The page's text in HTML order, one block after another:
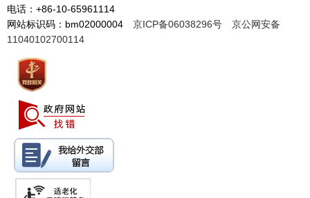
电话：+86-10-65961114
网站标识码：bm02000004 京ICP备06038296号
京公网安备
11040102700114